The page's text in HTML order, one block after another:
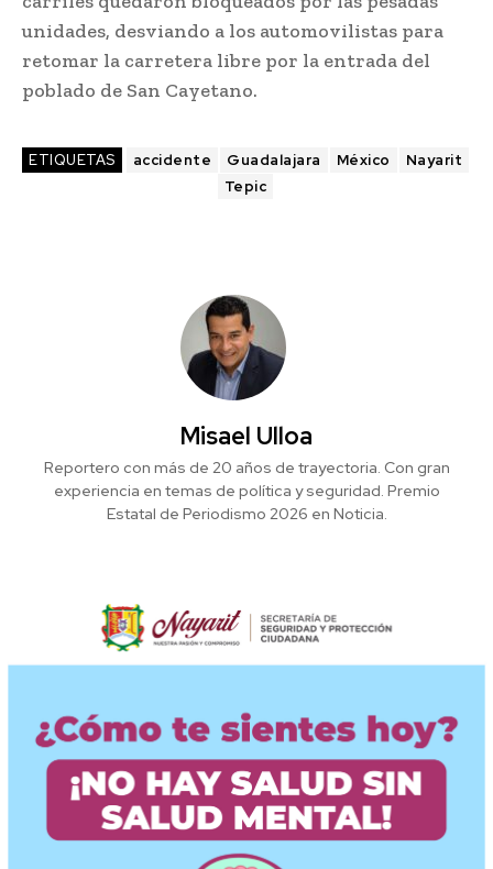
unidades, desviando a los automovilistas para
retomar la carretera libre por la entrada del
poblado de San Cayetano.
ETIQUETAS accidente Guadalajara México
Nayarit
Tepic
Misael Ulloa
Reportero con más de 20 años de trayectoria. Con gran
experiencia en temas de política y seguridad. Premio
Estatal de Periodismo 2026 en Noticia.